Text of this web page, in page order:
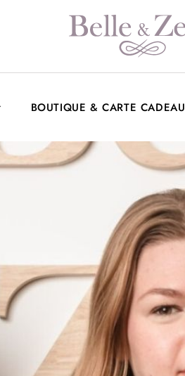
BOUTIQUE & CARTE CADEAU